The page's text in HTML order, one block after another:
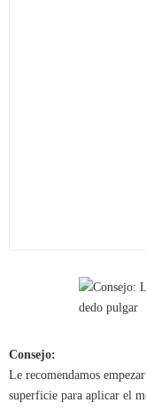
Consejo:
Le recomendamos
superficie para aplicar el